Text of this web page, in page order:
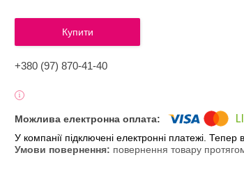
Купити
+380 (97) 870-41-40
У компанії підключені електронні платежі.
повернення товару